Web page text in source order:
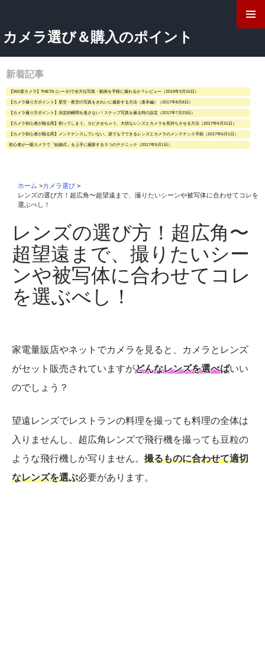
カメラ選び＆購入のポイント
ン
ツ
へ
ス
キ
ッ
プ
新着記事
【360度カメラ】THETA (シータ)で全方位写真・動画を手軽に撮れるか？レビュー（2019年3月16日）
【カメラ撮り方ポイント】星空・夜空の写真をきれいに撮影する方法（基本編）（2017年8月8日）
【カメラ撮り方ポイント】決定的瞬間を逃さない！スナップ写真を撮る時の設定（2017年7月23日）
【カメラ初心者が陥る罠】割ってしまう。カビさせちゃう。大切なレンズとカメラを長持ちさせる方法（2017年6月21日）
【カメラ初心者が陥る罠】メンテナンスしていない。誰でもでできるレンズとカメラのメンテナンス手順（2017年6月1日）
初心者が一眼カメラで「結婚式」を上手に撮影する５つのテクニック（2017年5月1日）
ホーム >カメラ選び >
レンズの選び方！超広角〜超望遠まで、撮りたいシーンや被写体に合わせてコレを
選ぶべし！
レンズの選び方！超広角〜
超望遠まで、撮りたいシー
ンや被写体に合わせてコレ
を選ぶべし！
家電量販店やネットでカメラを見ると、カメラとレンズ
がセット販売されていますがどんなレンズを選べばいい
のでしょう？
望遠レンズでレストランの料理を撮っても料理の全体は
入りませんし、超広角レンズで飛行機を撮っても豆粒の
ような飛行機しか写りません。 撮るものに合わせて適切
なレンズを選ぶ必要があります。